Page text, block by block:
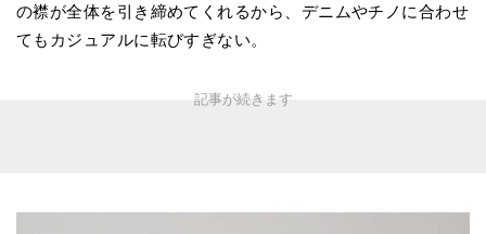
の襟が全体を引き締めてくれるから、デニムやチノに合わせ
てもカジュアルに転びすぎない。